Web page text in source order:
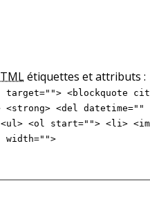
étiquettes et attributs :
<blockquote
<strong> <del
<ol start=""> <li>